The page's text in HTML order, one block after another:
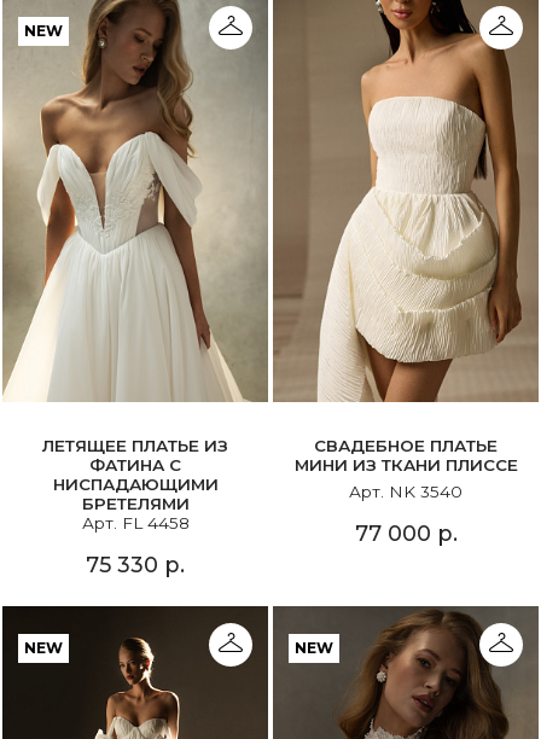
NEW
ЛЕТЯЩЕЕ ПЛАТЬЕ ИЗ
ФАТИНА С
НИСПАДАЮЩИМИ
БРЕТЕЛЯМИ
Арт. FL 4458
75 330 р.
СВАДЕБНОЕ ПЛАТЬЕ
МИНИ ИЗ ТКАНИ ПЛИССЕ
Арт. NK 3540
77 000 р.
NEW NEW